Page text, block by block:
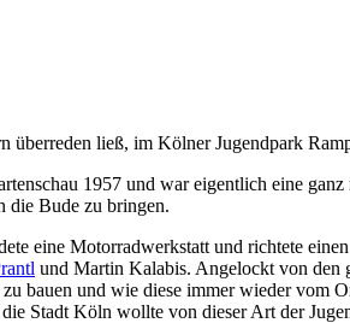
ließ, im Kölner Jugendpark
1957 und war eigentlich eine
die Bude zu bringen.
eine Motorradwerkstatt und richtete
und Martin Kalabis. Angelockt von den
bauen und wie diese immer wieder vom
Stadt Köln wollte von dieser Art der